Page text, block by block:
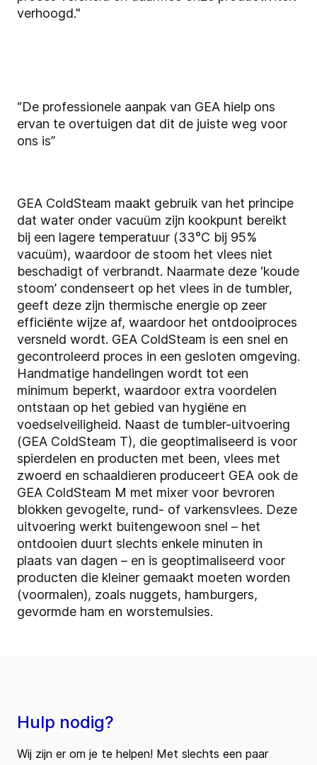
verhoogd."
“De professionele aanpak van GEA hielp ons
ervan te overtuigen dat dit de juiste weg voor
ons is”
GEA ColdSteam maakt gebruik van het principe
dat water onder vacuüm zijn kookpunt bereikt
bij een lagere temperatuur (33°C bij 95%
vacuüm), waardoor de stoom het vlees niet
beschadigt of verbrandt. Naarmate deze ‘koude
stoom’ condenseert op het vlees in de tumbler,
geeft deze zijn thermische energie op zeer
efficiënte wijze af, waardoor het ontdooiproces
versneld wordt. GEA ColdSteam is een snel en
gecontroleerd proces in een gesloten omgeving.
Handmatige handelingen wordt tot een
minimum beperkt, waardoor extra voordelen
ontstaan op het gebied van hygiëne en
voedselveiligheid. Naast de tumbler-uitvoering
(GEA ColdSteam T), die geoptimaliseerd is voor
spierdelen en producten met been, vlees met
zwoerd en schaaldieren produceert GEA ook de
GEA ColdSteam M met mixer voor bevroren
blokken gevogelte, rund- of varkensvlees. Deze
uitvoering werkt buitengewoon snel – het
ontdooien duurt slechts enkele minuten in
plaats van dagen – en is geoptimaliseerd voor
producten die kleiner gemaakt moeten worden
(voormalen), zoals nuggets, hamburgers,
gevormde ham en worstemulsies.
Hulp nodig?
Wij zijn er om je te helpen! Met slechts een paar